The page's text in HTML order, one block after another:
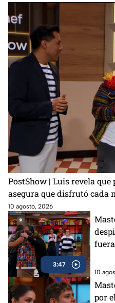
PostShow | Luis revela
asegura que disfrutó cada
10 agosto, 2026
3:47
10
por